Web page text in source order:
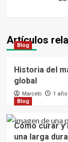
Artículos
Blog
Historia del
global
Marcelo
1
Blog
Cómo curar y
una larga